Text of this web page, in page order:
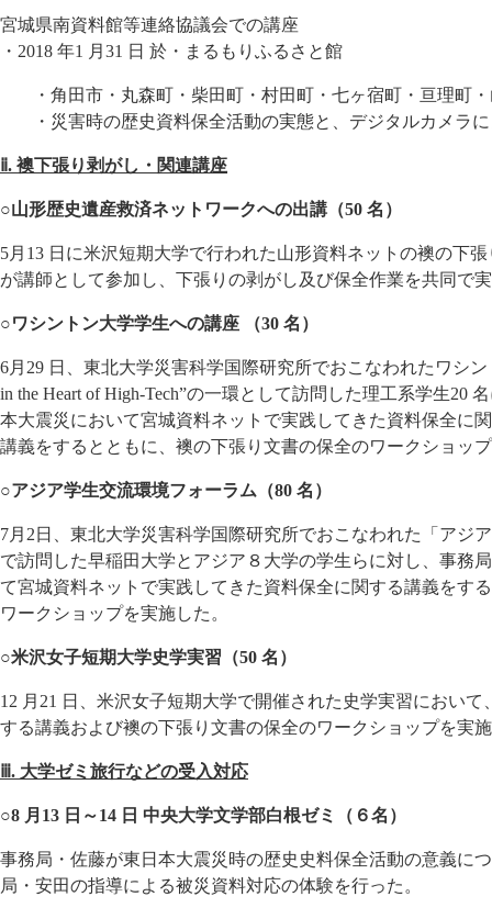
宮城県南資料館等連絡協議会での講座
・2018 年1 月31 日 於・まるもりふるさと館
・角田市・丸森町・柴田町・村田町・七ヶ宿町・亘理町
・災害時の歴史資料保全活動の実態と、デジタルカメラ
ⅱ. 襖下張り剥がし・関連講座
○山形歴史遺産救済ネットワークへの出講（50 名）
5月13 日に米沢短期大学で行われた山形資料ネットの襖の下
が講師として参加し、下張りの剥がし及び保全作業を共同で
○ワシントン大学学生への講座 （30 名）
6月29 日、東北大学災害科学国際研究所でおこなわれたワシン
in the Heart of High-Tech”の一環として訪問した理工系学生20
本大震災において宮城資料ネットで実践してきた資料保全に
講義をするとともに、襖の下張り文書の保全のワークショッ
○アジア学生交流環境フォーラム（80 名）
7月2日、東北大学災害科学国際研究所でおこなわれた「アジ
で訪問した早稲田大学とアジア８大学の学生らに対し、事務
て宮城資料ネットで実践してきた資料保全に関する講義をす
ワークショップを実施した。
○米沢女子短期大学史学実習（50 名）
12 月21 日、米沢女子短期大学で開催された史学実習におい
する講義および襖の下張り文書の保全のワークショップを実
ⅲ. 大学ゼミ旅行などの受入対応
○8 月13 日～14 日 中央大学文学部白根ゼミ（６名）
事務局・佐藤が東日本大震災時の歴史史料保全活動の意義に
局・安田の指導による被災資料対応の体験を行った。